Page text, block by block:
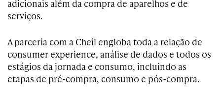
adicionais além da compra de aparelhos e de
serviços.
A parceria com a Cheil engloba toda a relação de
consumer experience, análise de dados e todos os
estágios da jornada e consumo, incluindo as
etapas de pré-compra, consumo e pós-compra.